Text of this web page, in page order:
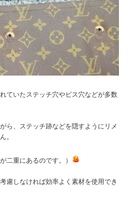
ていたステッチ穴やビス穴などが多数
ら、ステッチ跡などを隠すようにリメ
。
二重にあるのです。）
慮しなければ効率よく素材を使用でき